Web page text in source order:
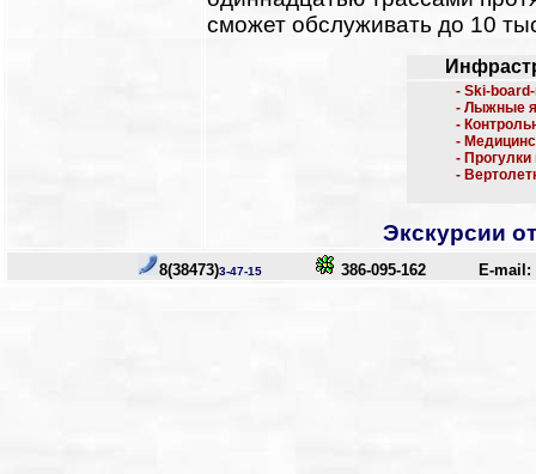
сможет обслуживать до 10
- Ski-
- Лыжные
-
-
- Прогулки
-
Экскурсии
8(38473)3-47-15 386-095-162 E-mail: